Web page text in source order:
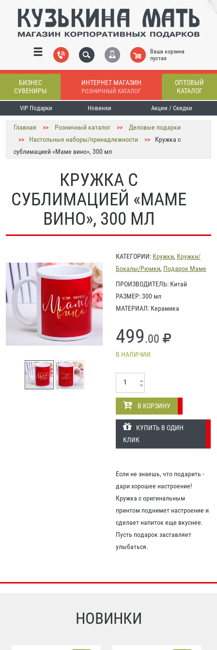
Ваша корзина
пустая
БИЗНЕС
СУВЕНИРЫ
ИНТЕРНЕТ МАГАЗИН
РОЗНИЧНЫЙ КАТАЛОГ
ОПТОВЫЙ
КАТАЛОГ
VIP Подарки Новинки Акции / Скидки
Главная >> Розничный каталог >>
Деловые подарки
>>
Настольные наборы/принадлежности >>
Кружка с
сублимацией «Маме вино», 300 мл
КРУЖКА С
СУБЛИМАЦИЕЙ «МАМЕ
ВИНО», 300 МЛ
КАТЕГОРИИ: Кружки, Кружки/
Бокалы/Рюмки, Подарок Маме
ПРОИЗВОДИТЕЛЬ: Китай
РАЗМЕР: 300 мл
МАТЕРИАЛ: Керамика
499.00
В НАЛИЧИИ
В КОРЗИНУ
КУПИТЬ В ОДИН
КЛИК
Если не знаешь, что подарить -
дари хорошее настроение!
Кружка с оригинальным
принтом поднимет настроение и
сделает напиток еще вкуснее.
Пусть подарок заставляет
улыбаться.
НОВИНКИ